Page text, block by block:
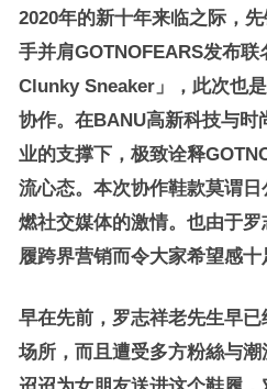
2020年的新十年来临之际，
手并肩GOTNOFEARS发布
Clunky Sneaker」，此次也
协作。在BANU高新科技与时
业的支撑下，极致诠释
流心态。本次协作鞋款莫谓日
燃社交媒体的激情。也由于
履跨界营销而令大家希望感十
早在先前，罗志祥老先生早
场所，而且遭受多方粉絲与